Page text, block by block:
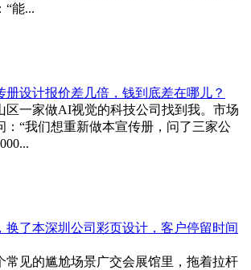
“能...
册设计报价差几倍，钱到底差在哪儿？
区一家做AI视觉的科技公司找到我。市场
：“我们想重新做本宣传册，问了三家公
换了本深圳公司彩页设计，客户停留时间
常见的尴尬场景广交会展馆里，拖着拉杆